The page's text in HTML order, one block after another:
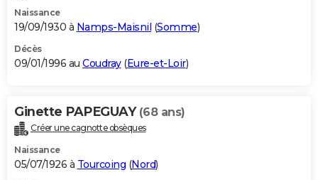
Naissance
19/09/1930 à Namps-Maisnil (Somme)
Décès
09/01/1996 au Coudray(Eure-et-Loir)
Ginette PAPEGUAY (68 ans)
Créer une cagnotte obsèques
Naissance
05/07/1926 à Tourcoing (Nord)